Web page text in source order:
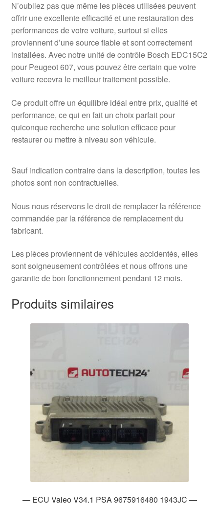
N’oubliez pas que même les pièces utilisées peuvent
offrir une excellente efficacité et une restauration des
performances de votre voiture, surtout si elles
proviennent d’une source fiable et sont correctement
installées. Avec notre unité de contrôle Bosch EDC15C2
pour Peugeot 607, vous pouvez être certain que votre
voiture recevra le meilleur traitement possible.
Ce produit offre un équilibre idéal entre prix, qualité et
performance, ce qui en fait un choix parfait pour
quiconque recherche une solution efficace pour
restaurer ou mettre à niveau son véhicule.
Sauf indication contraire dans la description, toutes les
photos sont non contractuelles.
Nous nous réservons le droit de remplacer la référence
commandée par la référence de remplacement du
fabricant.
Les pièces proviennent de véhicules accidentés, elles
sont soigneusement contrôlées et nous offrons une
garantie de bon fonctionnement pendant 12 mois.
Produits similaires
— ECU Valeo V34.1 PSA 9675916480 1943JC —